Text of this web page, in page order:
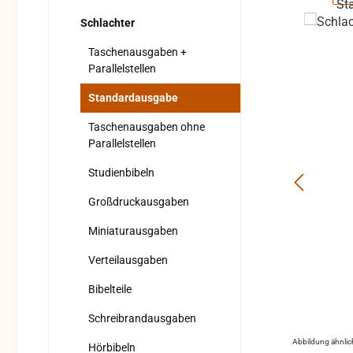
Schlachter
Taschenausgaben +
Parallelstellen
Standardausgabe
Taschenausgaben ohne
Parallelstellen
Studienbibeln
Großdruckausgaben
Miniaturausgaben
Verteilausgaben
Bibelteile
Schreibrandausgaben
Hörbibeln Abbildung